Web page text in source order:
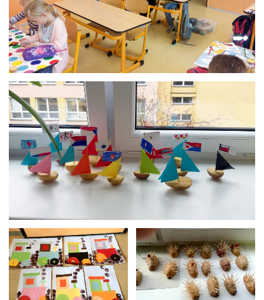
Brambora-1_15